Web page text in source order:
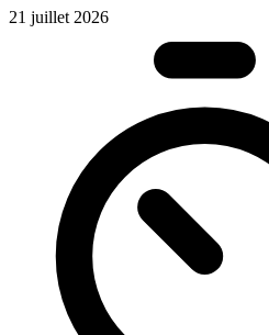
21 juillet 2026